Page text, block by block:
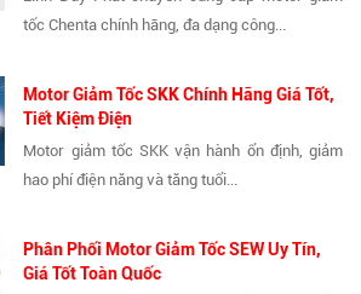
tốc Chenta chính hãng, đa dạng công...
Motor Giảm Tốc SKK Chính Hãng Giá Tốt,
Tiết Kiệm Điện
Motor giảm tốc SKK vận hành ổn định, giảm
hao phí điện năng và tăng tuổi...
Phân Phối Motor Giảm Tốc SEW Uy Tín,
Giá Tốt Toàn Quốc